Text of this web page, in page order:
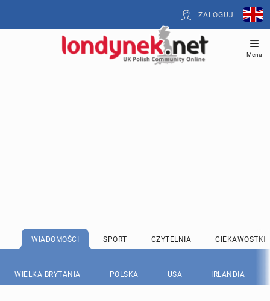
ZALOGUJ
Menu
WIADOMOŚCI SPORT CZYTELNIA CIEKAWOSTKI
WIELKA BRYTANIA POLSKA USA IRLANDIA